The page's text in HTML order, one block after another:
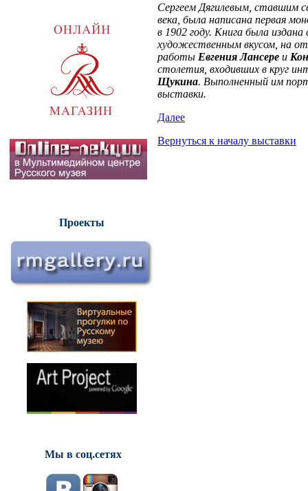
Проекты
Мы в соц.сетях
Сергеем Дягилевым, ставшим
века, была написана первая
в 1902 году. Книга была
художественным вкусом, на
работы Евгения Лансере и
столетия, входивших в круг
Щукина. Выполненный им
выставки.
Далее
Вернуться к началу выставки